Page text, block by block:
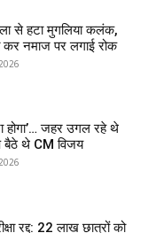
से हटा मुगलिया कलंक,
कर नमाज पर लगाई रोक
होगा’… जहर उगल रहे थे
बैठे थे CM विजय
रद्द: 22 लाख छात्रों को